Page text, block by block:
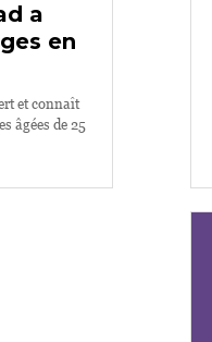
a
en
et connaît
âgées de 25